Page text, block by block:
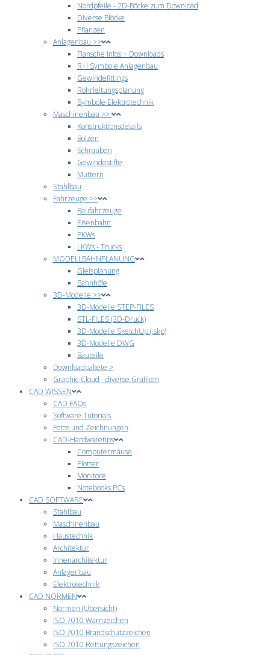
Nordpfeile - 2D-Böcke zum Download
Diverse Blöcke
Pflanzen
Anlagenbau >>
Flansche Infos + Downloads
R+I Symbole Anlagenbau
Gewindefittings
Rohrleitungsplanung
Symbole Elektrotechnik
Maschinenbau >>
Konstruktionsdetails
Bolzen
Schrauben
Gewindestifte
Muttern
Stahlbau
Fahrzeuge >>
Baufahrzeuge
Eisenbahn
PKWs
LKWs - Trucks
MODELLBAHNPLANUNG
Gleisplanung
Bahnhöfe
3D-Modelle >>
3D-Modelle STEP-FILES
STL-FILES (3D-Druck)
3D-Modelle SketchUp (.skp)
3D-Modelle DWG
Bauteile
Downloadpakete >
Graphic-Cloud - diverse Grafiken
CAD WISSEN
CAD FAQs
Software Tutorials
Fotos und Zeichnungen
CAD-Hardwaretips
Computermäuse
Plotter
Monitore
Notebooks PCs
CAD SOFTWARE
Stahlbau
Maschinenbau
Haustechnik
Architektur
Innenarchitektur
Anlagenbau
Elektrotechnik
CAD NORMEN
Normen (Übersicht)
ISO 7010 Warnzeichen
ISO 7010 Brandschutzzeichen
ISO 7010 Rettungszeichen